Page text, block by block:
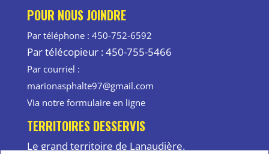
POUR NOUS JOINDRE
Par téléphone : 450-752-6592
Par télécopieur : 450-755-5466
Par courriel :
marionasphalte97@gmail.com
Via notre formulaire en ligne
TERRITOIRES DESSERVIS
Le grand territoire de Lanaudière.